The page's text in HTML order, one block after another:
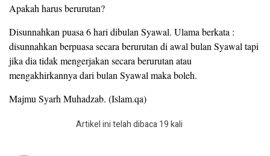
Apakah harus berurutan?
Disunnahkan puasa 6 hari dibulan Syawal. Ulama berkata :
disunnahkan berpuasa secara berurutan di awal bulan Syawal tapi
jika dia tidak mengerjakan secara berurutan atau
mengakhirkannya dari bulan Syawal maka boleh.
Majmu Syarh Muhadzab. (Islam.qa)
Artikel ini telah dibaca 19 kali